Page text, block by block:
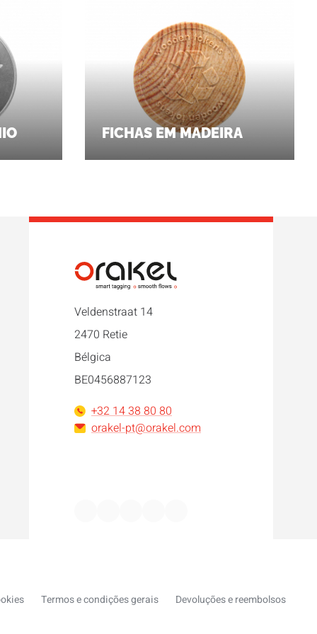
FICHAS EM MADEIRA
Veldenstraat 14
2470 Retie
Bélgica
BE0456887123
+32 14 38 80 80
orakel-pt@orakel.com
Termos e condições gerais Devoluções e reembolsos